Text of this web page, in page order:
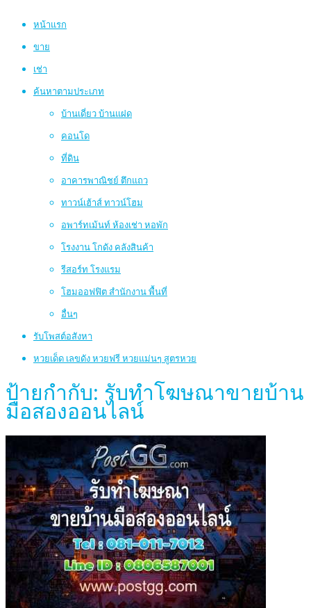
หน้าแรก
ขาย
เช่า
ค้นหาตามประเภท
บ้านเดี่ยว บ้านแฝด
คอนโด
ที่ดิน
อาคารพาณิชย์ ตึกแถว
ทาวน์เฮ้าส์ ทาวน์โฮม
อพาร์ทเม้นท์ ห้องเช่า หอพัก
โรงงาน โกดัง คลังสินค้า
รีสอร์ท โรงแรม
โฮมออฟฟิต สำนักงาน พื้นที่
อื่นๆ
รับโพสต์อสังหา
หวยเด็ด เลขดัง หวยฟรี หวยแม่นๆ สูตรหวย
ป้ายกำกับ: รับทำโฆษณาขายบ้าน
มือสองออนไลน์